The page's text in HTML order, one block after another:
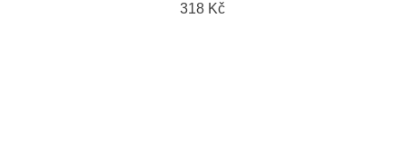
318 Kč